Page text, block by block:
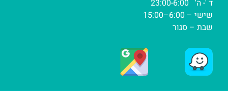
ד '- ה' 23:00-6:00
שישי – 6:00–15:00
שבת – סגור